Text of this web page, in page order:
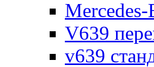
Mercedes-
V639
v639